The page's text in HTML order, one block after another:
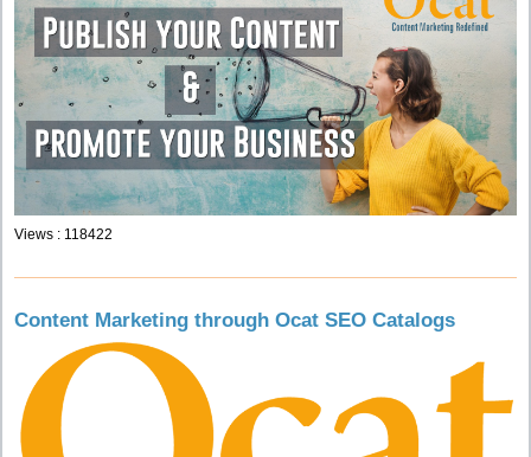
Views : 118422
Content Marketing through Ocat SEO Catalogs